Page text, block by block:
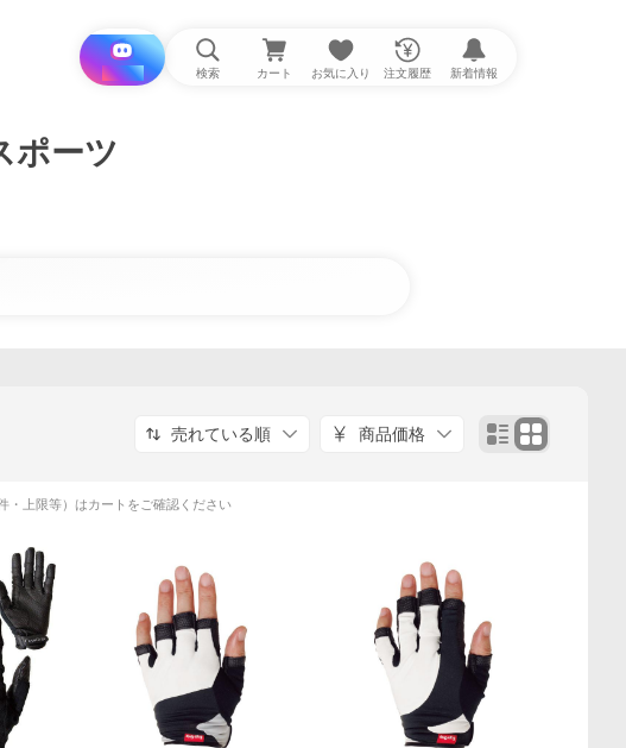
i と探す 検索 カート お気に入り 注文履歴 新着情報
ポーツ
売れている順 商品価格
・上限等）はカートをご確認ください